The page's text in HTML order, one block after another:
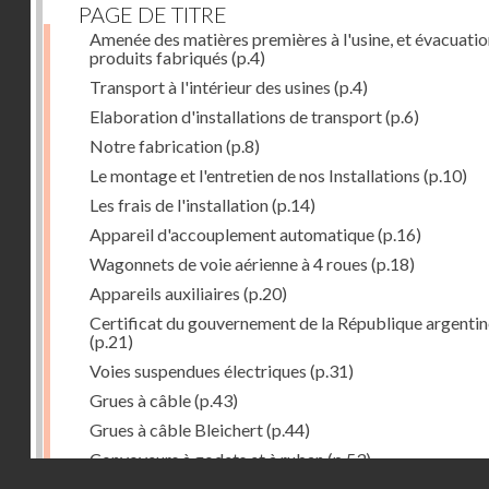
PAGE DE TITRE
Amenée des matières premières à l'usine, et
produits fabriqués (p.4)
Transport à l'intérieur des usines (p.4)
Elaboration d'installations de transport(p.6)
Notre fabrication(p.8)
Le montage et l'entretien de nos Installations (p.10)
Les frais de l'installation(p.14)
Appareil d'accouplement automatique(p.16)
Wagonnets de voie aérienne à 4 roues (p.18)
Appareils auxiliaires (p.20)
Certificat du gouvernement de la République
(p.21)
Voies suspendues électriques (p.31)
Grues à câble(p.43)
Grues à câble Bleichert(p.44)
Convoyeurs à godets et à ruban(p.53)